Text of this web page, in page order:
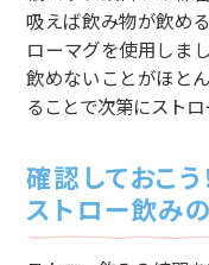
吸えば飲み物が飲め
ローマグを使用しま
飲めないことがほと
ることで次第にストロ
確認しておこう
ストロー飲み